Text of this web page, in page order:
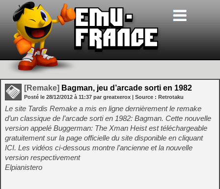
[Remake] Bagman, jeu d’arcade sorti en 1982
Posté le 28/12/2012 à 11:37 par greatxerox | Source : Retrotaku
Le site Tardis Remake a mis en ligne dernièrement le remake
d’un classique de l’arcade sorti en 1982: Bagman. Cette nouvelle
version appelé Buggerman: The Xman Heist est téléchargeable
gratuitement sur la page officielle du site disponible en cliquant
ICI. Les vidéos ci-dessous montre l’ancienne et la nouvelle
version respectivement
Elpianistero